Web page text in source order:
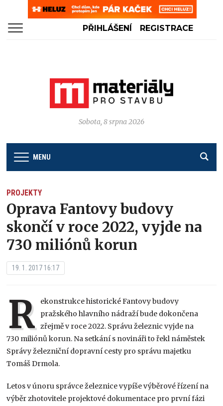
PŘIHLÁŠENÍ REGISTRACE
Sobota, 8 srpna 2026
MENU
PROJEKTY
Oprava Fantovy budovy
skončí v roce 2022, vyjde na
730 miliónů korun
19. 1. 2017 16:17
R
ekonstrukce historické Fantovy budovy
pražského hlavního nádraží bude dokončena
zřejmě v roce 2022. Správu železnic vyjde na
730 miliónů korun. Na setkání s novináři to řekl náměstek
Správy železniční dopravní cesty pro správu majetku
Tomáš Drmola.
Letos v únoru správce železnice vypíše výběrové řízení na
výběr zhotovitele projektové dokumentace pro první fázi